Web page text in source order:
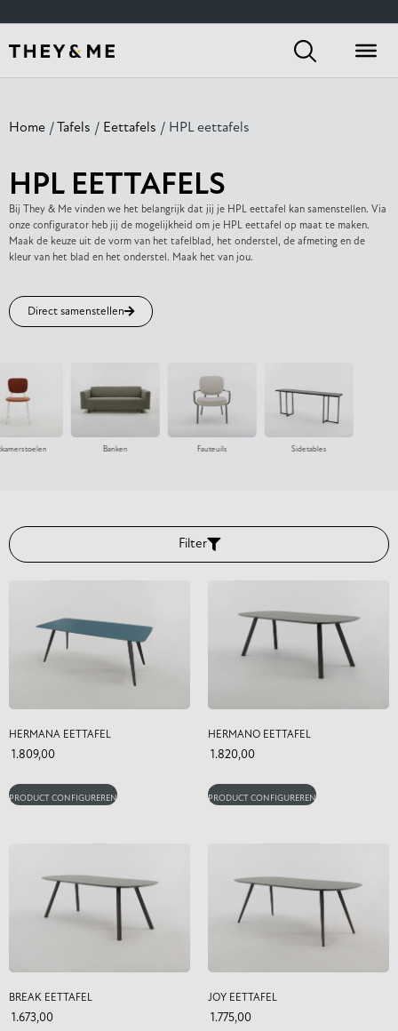
Home / Tafels / Eettafels / HPL eettafels
HPL EETTAFELS
Bij They & Me vinden we het belangrijk dat jij je HPL eettafel kan samenstellen. Via
onze configurator heb jij de mogelijkheid om je HPL eettafel op maat te maken.
Maak de keuze uit de vorm van het tafelblad, het onderstel, de afmeting en de
kleur van het blad en het onderstel. Maak het van jou.
Direct samenstellen
Banken Fauteuils Sidetables
Filter
HERMANA EETTAFEL
1.809,00
PRODUCT CONFIGUREREN
HERMANO EETTAFEL
1.820,00
PRODUCT CONFIGUREREN
BREAK EETTAFEL
1.673,00
JOY EETTAFEL
1.775,00